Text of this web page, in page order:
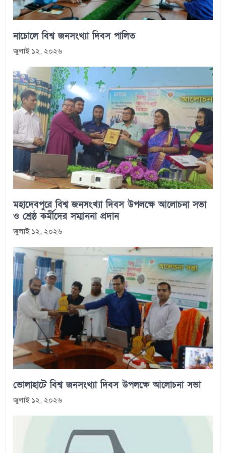
নাচোলে বিশ্ব জনসংখ্যা দিবস পালিত
জুলাই ১২, ২০২৬
মহাদেবপুরে বিশ্ব জনসংখ্যা দিবস উপলক্ষে আলোচনা সভা
ও শ্রেষ্ঠ কর্মীদের সম্মাননা প্রদান
জুলাই ১২, ২০২৬
ভোলাহাটে বিশ্ব জনসংখ্যা দিবস উপলক্ষে আলোচনা সভা
জুলাই ১২, ২০২৬